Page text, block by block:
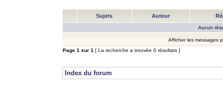
Sujets Auteur
Aucun
Afficher les messages
Page 1 sur 1 [ La recherche a trouvée 0 résultats ]
Index du forum